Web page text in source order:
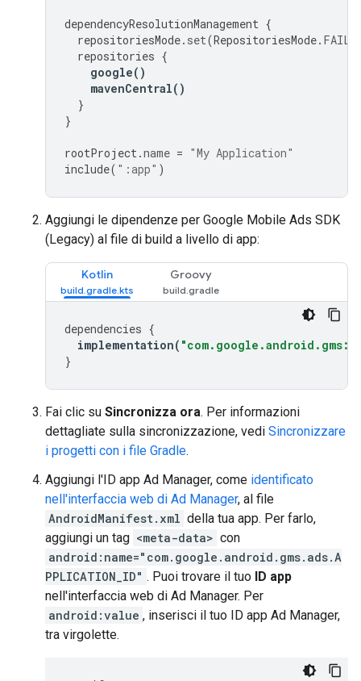
dependencyResolutionManagement {
repositoriesMode. set(RepositoriesMode.
repositories {
google()
mavenCentral()
}
}
rootProject.name = "My Application"
include( ":app" )
Aggiungi le dipendenze per Google Mobile Ads SDK
(Legacy) al file di build a livello di app:
Kotlin Groovy
dependencies {
implementation(
}
Fai clic su Sincronizza ora. Per informazioni
dettagliate sulla sincronizzazione, vedi Sincronizzare
i progetti con i file Gradle.
Aggiungi l'ID app Ad Manager, come identificato
nell'interfaccia web di Ad Manager, al file
AndroidManifest.xml della tua app. Per farlo,
aggiungi un tag <meta-data> con
android:name="com.google.android.gms.ads.A
PPLICATION_ID" . Puoi trovare il tuo ID app
nell'interfaccia web di Ad Manager. Per
android:value , inserisci il tuo ID app Ad Manager,
tra virgolette.